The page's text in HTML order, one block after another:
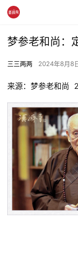
梦参老和尚：
三三两两 2024年8月8
来源：梦参老和尚